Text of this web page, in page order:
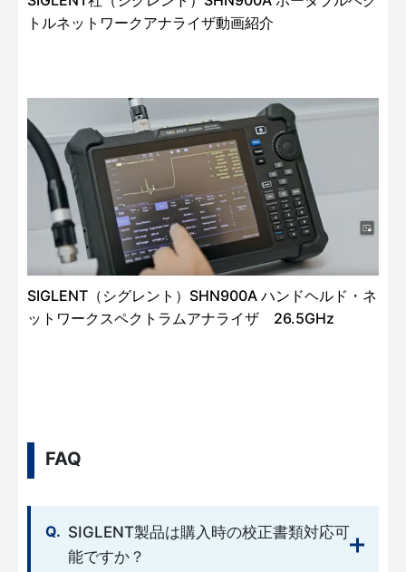
トルネットワークアナライザ動画紹介
SIGLENT（シグレント）SHN900A ハンドヘルド・ネ
ットワークスペクトラムアナライザ 26.5GHz
FAQ
SIGLENT製品は購入時の校正書類対応可
能ですか？